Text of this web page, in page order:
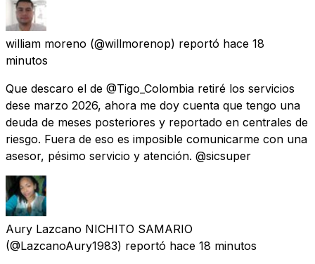
william moreno (@willmorenop) reportó hace 18
minutos
Que descaro el de @Tigo_Colombia retiré los servicios
dese marzo 2026, ahora me doy cuenta que tengo una
deuda de meses posteriores y reportado en centrales de
riesgo. Fuera de eso es imposible comunicarme con una
asesor, pésimo servicio y atención. @sicsuper
Aury Lazcano NICHITO SAMARIO
(@LazcanoAury1983) reportó hace 18 minutos